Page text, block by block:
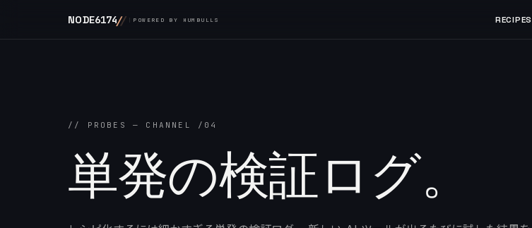
NODE6174// POWERED BY HUMBULLS RECIPES
// PROBES — CHANNEL /04
単発の検証ログ。